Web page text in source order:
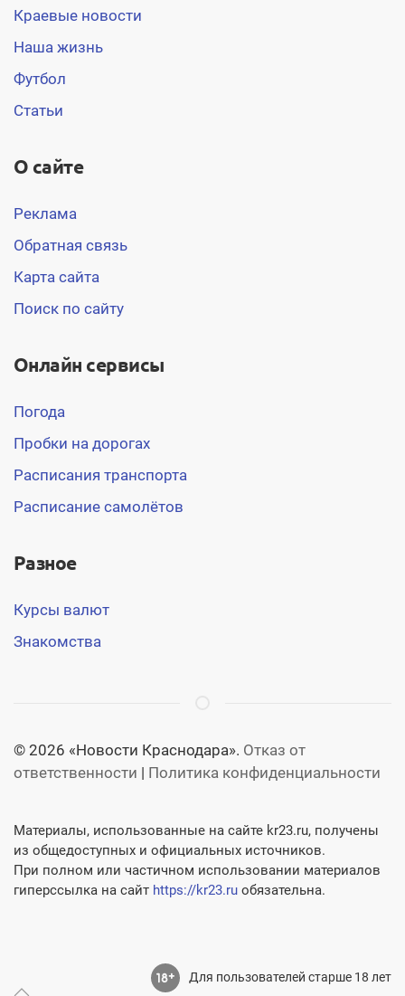
Краевые новости
Наша жизнь
Футбол
Статьи
О сайте
Реклама
Обратная связь
Карта сайта
Поиск по сайту
Онлайн сервисы
Погода
Пробки на дорогах
Расписания транспорта
Расписание самолётов
Разное
Курсы валют
Знакомства
© 2026 «Новости Краснодара». Отказ от
ответственности | Политика конфиденциальности
Материалы, использованные на сайте kr23.ru, получены
из общедоступных и официальных источников.
При полном или частичном использовании материалов
гиперссылка на сайт https://kr23.ru обязательна.
Для пользователей старше 18 лет